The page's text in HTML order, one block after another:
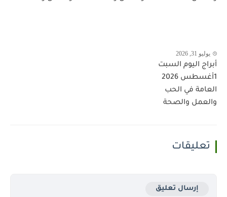
يوليو 31, 2026
أبراج اليوم السبت
1أغسطس 2026
العامة في الحب
والعمل والصحة
تعليقات
إرسال تعليق